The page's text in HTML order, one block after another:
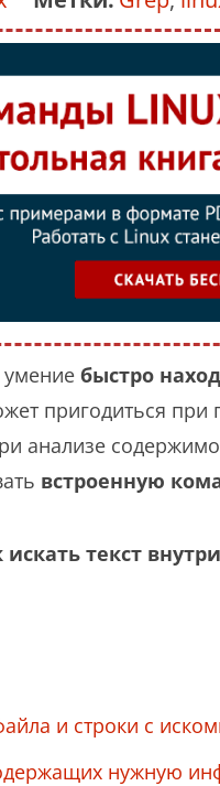
умение быстро
пригодиться при
анализе
встроенную
искать текст
и строки с
нужную